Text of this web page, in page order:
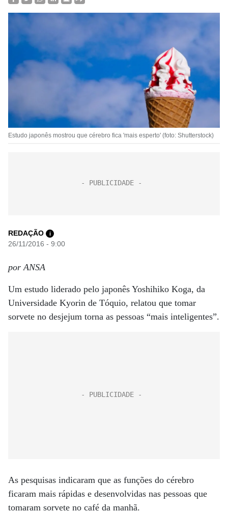
Estudo japonês mostrou que cérebro fica 'mais esperto' (foto: Shutterstock)
REDAÇÃO i
26/11/2016 - 9:00
por ANSA
Um estudo liderado pelo japonês Yoshihiko Koga, da
Universidade Kyorin de Tóquio, relatou que tomar
sorvete no desjejum torna as pessoas “mais inteligentes”.
As pesquisas indicaram que as funções do cérebro
ficaram mais rápidas e desenvolvidas nas pessoas que
tomaram sorvete no café da manhã.